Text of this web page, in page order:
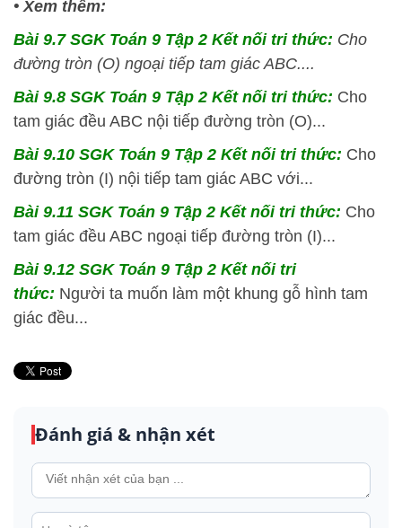
• Xem thêm:
Bài 9.7 SGKToán 9 Tập 2 Kết nối tri thức: Cho
đường tròn (O) ngoại tiếp tam giác ABC....
Bài 9.8 SGKToán 9 Tập 2 Kết nối tri thức: Cho
tam giác đều ABC nội tiếp đường tròn (O)...
Bài 9.10 SGKToán 9 Tập 2 Kết nối tri thức: Cho
đường tròn (I) nội tiếp tam giác ABC với...
Bài 9.11 SGKToán 9 Tập 2 Kết nối tri thức: Cho
tam giác đều ABC ngoại tiếp đường tròn (I)...
Bài 9.12 SGKToán 9 Tập 2 Kết nối tri
thức: Người ta muốn làm một khung gỗ hình tam
giác đều...
Đánh giá & nhận xét